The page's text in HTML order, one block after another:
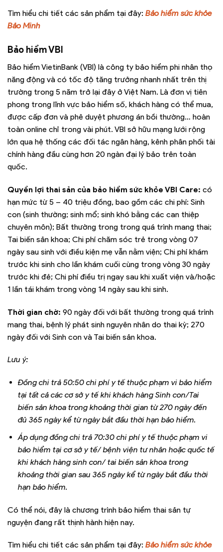
Tìm hiểu chi tiết các sản phẩm tại đây: Bảo hiểm sức khỏe
Bảo Minh
Bảo hiểm VBI
Bảo hiểm VietinBank (VBI) là công ty bảo hiểm phi nhân thọ
năng động và có tốc độ tăng trưởng nhanh nhất trên thị
trường trong 5 năm trở lại đây ở Việt Nam. Là đơn vị tiên
phong trong lĩnh vực bảo hiểm số, khách hàng có thể mua,
được cấp đơn và phê duyệt phương án bồi thường… hoàn
toàn online chỉ trong vài phút. VBI sở hữu mạng lưới rộng
lớn qua hệ thống các đối tác ngân hàng, kênh phân phối tài
chính hàng đầu cùng hơn 20 ngàn đại lý bảo trên toàn
quốc.
Quyền lợi thai sản của bảo hiểm sức khỏe VBI Care: có
hạn mức từ 5 – 40 triệu đồng, bao gồm các chi phí: Sinh
con (sinh thường; sinh mổ; sinh khó bằng các can thiệp
chuyên môn); Bất thường trong trong quá trình mang thai;
Tai biến sản khoa; Chi phí chăm sóc trẻ trong vòng 07
ngày sau sinh với điều kiện mẹ vẫn nằm viện; Chi phí khám
trước khi sinh cho lần khám cuối cùng trong vòng 30 ngày
trước khi đẻ; Chi phí điều trị ngay sau khi xuất viện và/hoặc
1 lần tái khám trong vòng 14 ngày sau khi sinh.
Thời gian chờ: 90 ngày đối với bất thường trong quá trình
mang thai, bệnh lý phát sinh nguyên nhân do thai kỳ; 270
ngày đối với Sinh con và Tai biến sản khoa.
Lưu ý:
Đồng chi trả 50:50 chi phí y tế thuộc phạm vi bảo hiểm
tại tất cả các cơ sở y tế khi khách hàng Sinh con/Tai
biến sản khoa trong khoảng thời gian từ 270 ngày đến
đủ 365 ngày kể từ ngày bắt đầu thời hạn bảo hiểm.
Áp dụng đồng chi trả 70:30 chi phí y tế thuộc phạm vi
bảo hiểm tại cơ sở y tế/ bệnh viện tư nhân hoặc quốc tế
khi khách hàng sinh con/ tai biến sản khoa trong
khoảng thời gian sau 365 ngày kể từ ngày bắt đầu thời
hạn bảo hiểm.
Có thể nói, đây là chương trình bảo hiểm thai sản tự
nguyện đang rất thịnh hành hiện nay.
Tìm hiểu chi tiết các sản phẩm tại đây: Bảo hiểm sức khỏe